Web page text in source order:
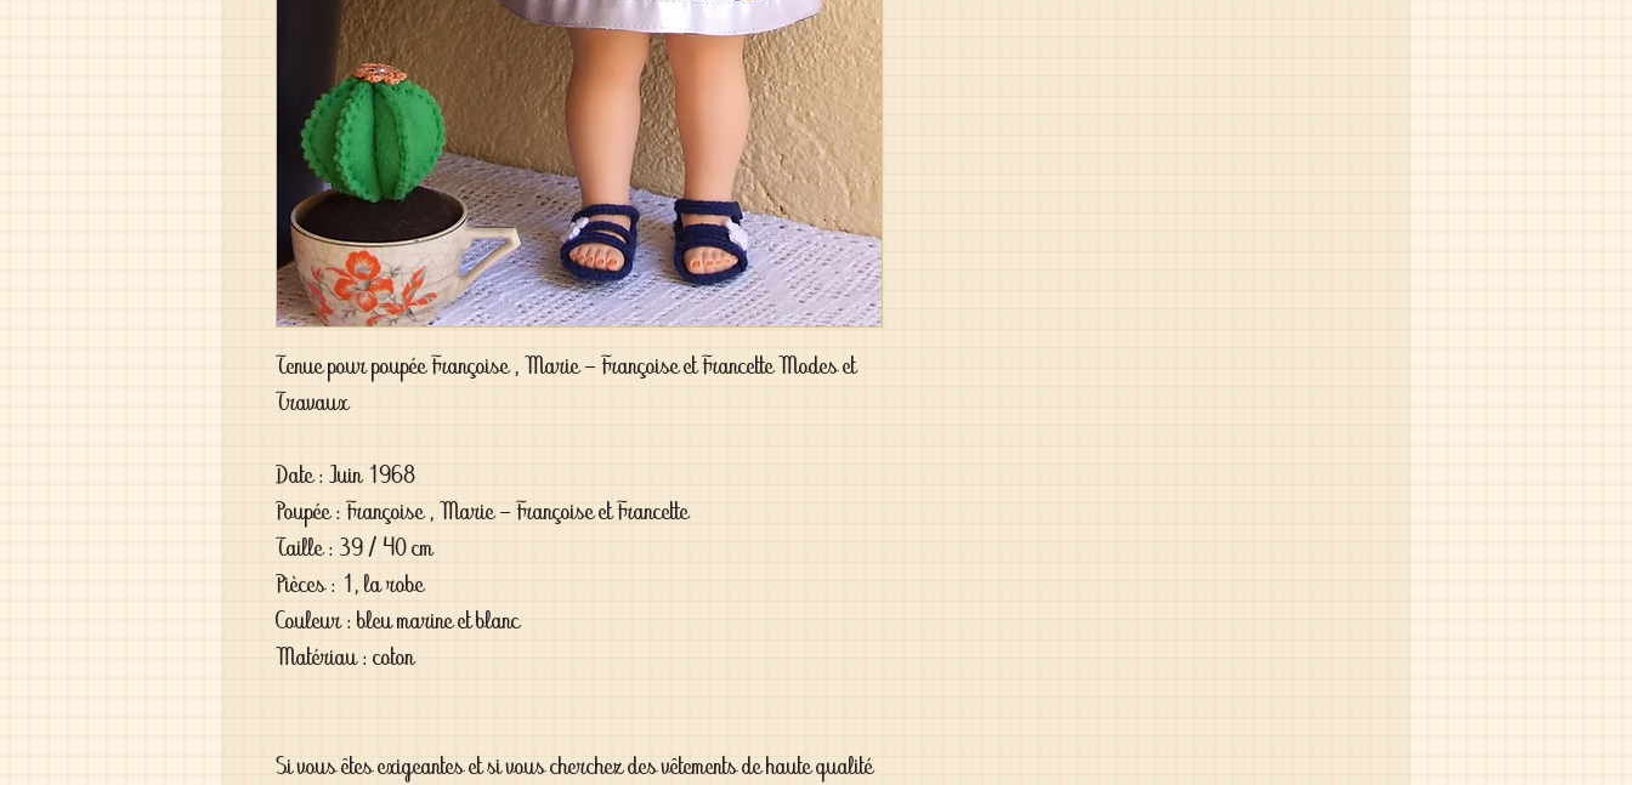
Tenue pour poupée Françoise , Marie - Françoise et Francette Modes et
Travaux
Date : Juin 1968
Poupée : Françoise , Marie - Françoise et Francette
Taille : 39 / 40 cm
Pièces : 1, la robe
Couleur : bleu marine et blanc
Matériau : coton
Si vous êtes exigeantes et si vous cherchez des vêtements de haute qualité